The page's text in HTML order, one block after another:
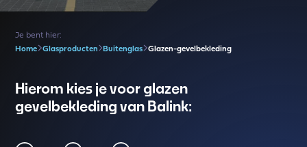
Je bent hier:
Home
Glasproducten Buitenglas Glazen-gevelbekleding
Hierom kies je voor glazen
gevelbekleding van Balink: